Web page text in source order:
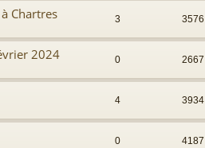
Chartres 3 3576
2024 0 2667
4 3934
0 4187